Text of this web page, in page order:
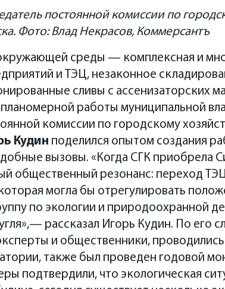
постоянной комиссии по
Фото: Влад Некрасов, Коммерсантъ
среды — комплексная и
и ТЭЦ, незаконное
сливы с ассенизаторских
работы муниципальной
комиссии по городскому
Кудин поделился опытом создания
вызовы. «Когда СГК приобрела
общественный резонанс: переход
могла бы отрегулировать
по экологии и природоохранной
рассказал Игорь Кудин. По его
и общественники, проводились
также был проведен годовой
подтвердили, что экологическая